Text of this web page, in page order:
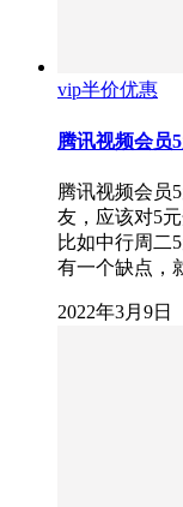
vip半价优惠
腾讯视频会员
腾讯视频会员
友，应该对5
比如中行周二
有一个缺点，
2022年3月9日